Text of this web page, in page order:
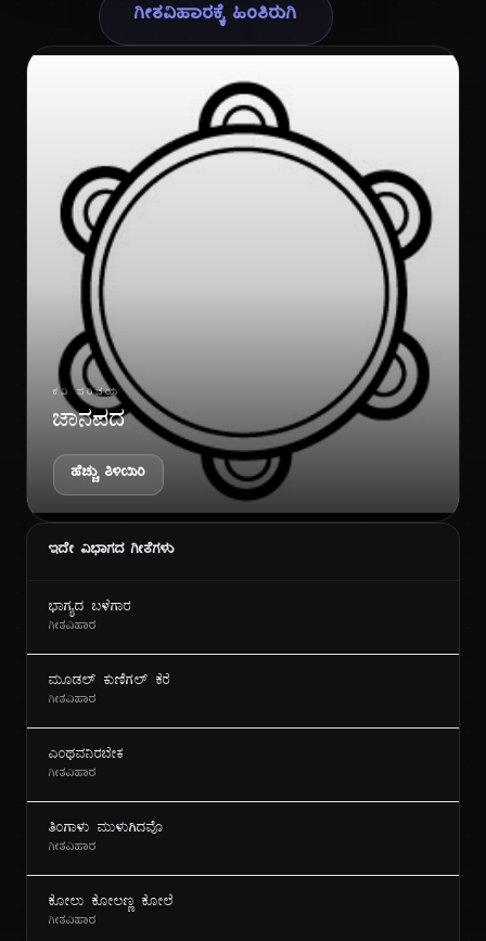
ಗೀ
ಗೀತವಿಹಾರಕ್ಕೆ ಹಿಂತಿರುಗಿ
ಕವಿ ಪರಿಚಯ
ಜಾನಪದ
ಹೆಚ್ಚು ತಿಳಿಯಿರಿ
ಇದೇ ವಿಭಾಗದ ಗೀತೆಗಳು
ಭಾಗ್ಯದ ಬಳೆಗಾರ
ಗೀತವಿಹಾರ
ಮೂಡಲ್ ಕುಣಿಗಲ್ ಕೆರೆ
ಗೀತವಿಹಾರ
ಎಂಥವನಿರಬೇಕ
ಗೀತವಿಹಾರ
ತಿಂಗಾಳು ಮುಳುಗಿದವೊ
ಗೀತವಿಹಾರ
ಕೋಲು ಕೋಲಣ್ಣ ಕೋಲೆ
ಗೀತವಿಹಾರ